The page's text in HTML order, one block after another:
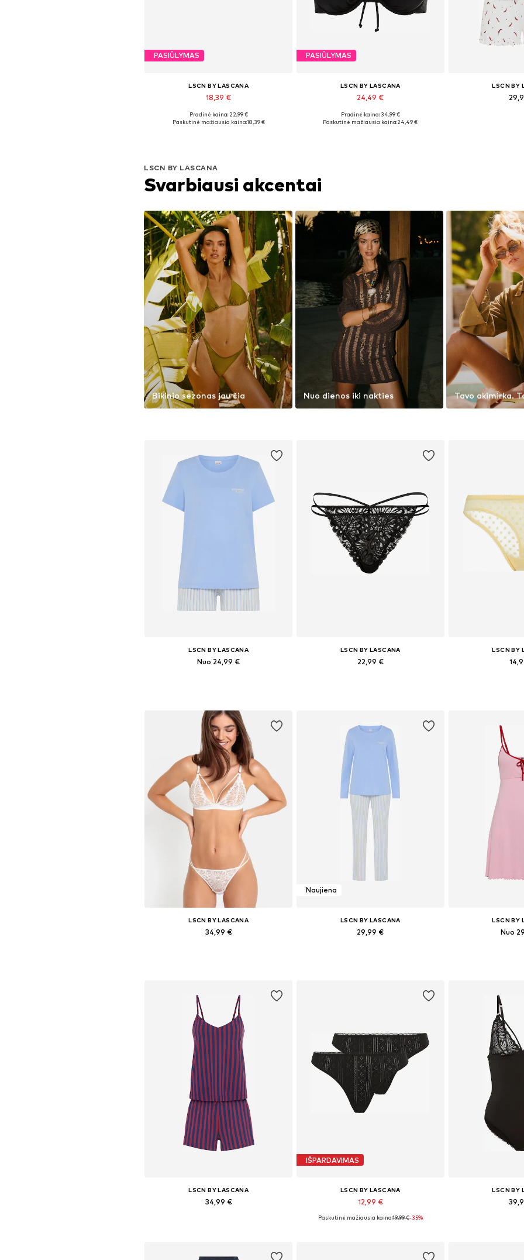
PASIŪLYMAS
LSCN BY LASCANA
18,39 €
+4
Yra daugybė dydžių
Pradinė kaina: 22,99 €
Paskutinė mažiausia kaina:18,39 €
PASIŪLYMAS
LSCN BY LASCANA
24,49 €
+2
Yra daugybė dydžių
Pradinė kaina: 34,99 €
Paskutinė mažiausia kaina:24,49 €
LSCN BY
LSCN BY LASCANA
Svarbiausi akcentai
Bikinio sezonas jau čia Nuo dienos iki nakties Tavo akimirka.
LSCN BY LASCANA
Nuo 24,99 €
LSCN BY LASCANA
22,99 €
LSCN BY
LSCN BY LASCANA
34,99 €
Naujiena
LSCN BY LASCANA
29,99 €
LSCN BY
Nuo
LSCN BY LASCANA
34,99 €
IŠPARDAVIMAS
LSCN BY LASCANA
12,99 €
Galimi dydžiai: XS, XS-S, M, L
Paskutinė mažiausia kaina:19,99 €-35%
LSCN BY